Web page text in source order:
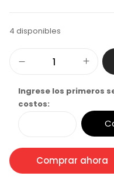
4 disponibles
Ingrese los primeros
costos:
Comprar ahora